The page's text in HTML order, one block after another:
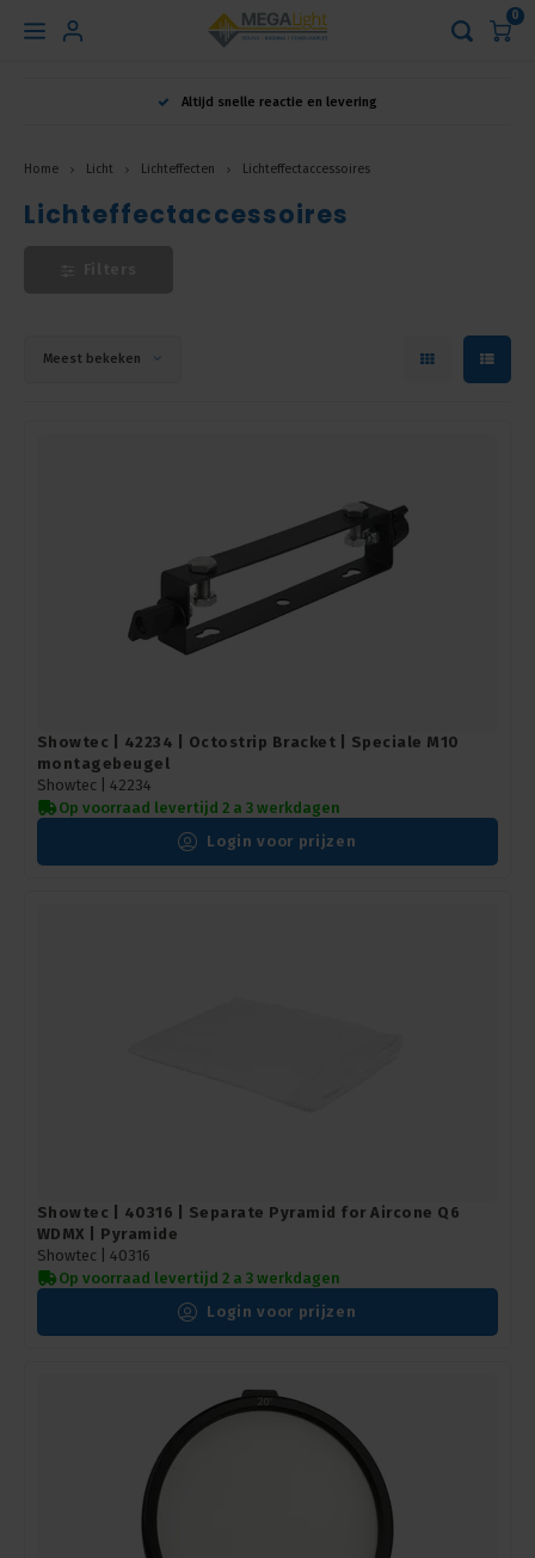
Hoofdmenu
Nederlands
Français
0
Altijd snelle reactie en levering
Home Licht Lichteffecten Lichteffectaccessoires
Lichteffectaccessoires
Meest bekeken
Showtec | 42234 | Octostrip Bracket | Speciale M10
montagebeugel
Showtec | 42234
Op voorraad levertijd 2 a 3 werkdagen
Login voor prijzen
Showtec | 40316 | Separate Pyramid for Aircone Q6
WDMX | Pyramide
Showtec | 40316
Op voorraad levertijd 2 a 3 werkdagen
Login voor prijzen